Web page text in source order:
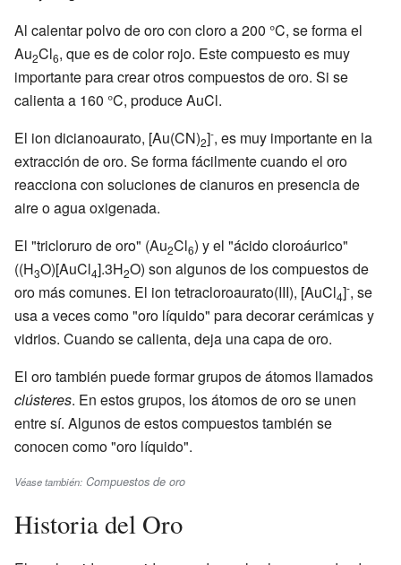
Al calentar polvo de oro con cloro a 200 °C, se forma el
Au2Cl6, que es de color rojo. Este compuesto es muy
importante para crear otros compuestos de oro. Si se
calienta a 160 °C, produce AuCl.
El ion dicianoaurato, [Au(CN)2]-, es muy importante en la
extracción de oro. Se forma fácilmente cuando el oro
reacciona con soluciones de cianuros en presencia de
aire o agua oxigenada.
El "tricloruro de oro" (Au2Cl6) y el "ácido cloroáurico"
((H3O)[AuCl4].3H2O) son algunos de los compuestos de
oro más comunes. El ion tetracloroaurato(III), [AuCl4]-, se
usa a veces como "oro líquido" para decorar cerámicas y
vidrios. Cuando se calienta, deja una capa de oro.
El oro también puede formar grupos de átomos llamados
clústeres. En estos grupos, los átomos de oro se unen
entre sí. Algunos de estos compuestos también se
conocen como "oro líquido".
Véase también: Compuestos de oro
Historia del Oro